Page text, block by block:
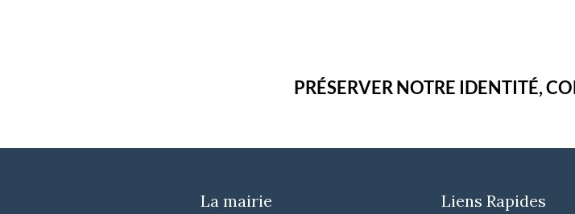
PRÉSERVER NOTRE IDENTITÉ,
La mairie Liens Rapides